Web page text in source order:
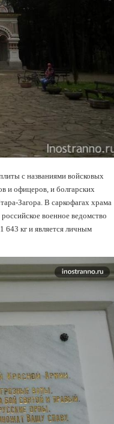
с названиями войсковых
и офицеров, и болгарских
Загора. В саркофагах храма
военное ведомство
643 кг и является личным